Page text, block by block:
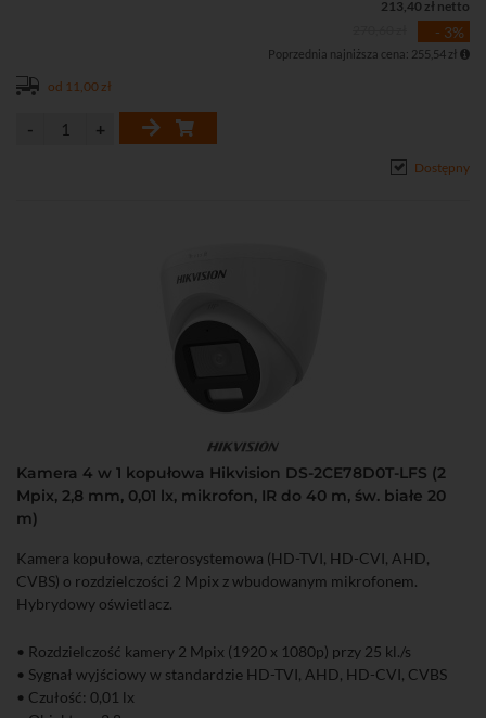
213,40 zł netto
- 3%
Poprzednia najniższa cena: 255,54 zł
od 11,00 zł
Dostępny
Kamera 4 w 1 kopułowa Hikvision DS-2CE78D0T-LFS (2
Mpix, 2,8 mm, 0,01 lx, mikrofon, IR do 40 m, św. białe 20
m)
Kamera kopułowa, czterosystemowa (HD-TVI, HD-CVI, AHD,
CVBS) o rozdzielczości 2 Mpix z wbudowanym mikrofonem.
Hybrydowy oświetlacz.
• Rozdzielczość kamery 2 Mpix (1920 x 1080p) przy 25 kl./s
• Sygnał wyjściowy w standardzie HD-TVI, AHD, HD-CVI, CVBS
• Czułość: 0,01 lx